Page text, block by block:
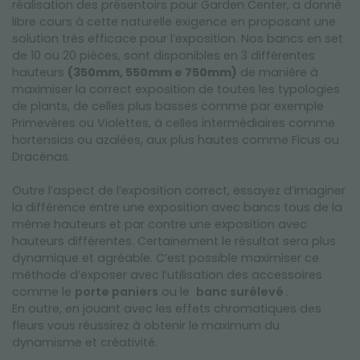
réalisation des présentoirs pour Garden Center, a donné
libre cours à cette naturelle exigence en proposant une
solution très efficace pour l’exposition. Nos bancs en set
de 10 ou 20 pièces, sont disponibles en 3 différentes
hauteurs (350mm, 550mm e 750mm) de manière à
maximiser la correct exposition de toutes les typologies
de plants, de celles plus basses comme par exemple
Primevères ou Violettes, à celles intermédiaires comme
hortensias ou azalées, aux plus hautes comme Ficus ou
Dracénas.
Outre l’aspect de l’exposition correct, essayez d’imaginer
la différence entre une exposition avec bancs tous de la
même hauteurs et par contre une exposition avec
hauteurs différentes. Certainement le résultat sera plus
dynamique et agréable. C’est possible maximiser ce
méthode d’exposer avec l’utilisation des accessoires
comme le porte paniers ou le banc surélevé .
En outre, en jouant avec les effets chromatiques des
fleurs vous réussirez à obtenir le maximum du
dynamisme et créativité.